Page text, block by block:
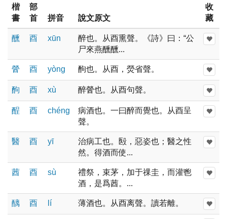
楷
書
部
首
拼音 說文原文
收
藏
醺 酉 xūn
醉也。从酉熏聲。《詩》曰：“公
尸來燕醺醺...
醟 酉 yònɡ 䣱也。从酉，熒省聲。
䣱 酉 xù 醉醟也。从酉句聲。
酲 酉 chénɡ
病酒也。一曰醉而覺也。从酉呈
聲。
醫 酉 yī
治病工也。殹，惡姿也；醫之性
然。得酒而使...
莤 酉 sù
禮祭，束茅，加于祼圭，而灌鬯
酒，是爲莤。...
醨 酉 lí 薄酒也。从酉离聲。讀若離。